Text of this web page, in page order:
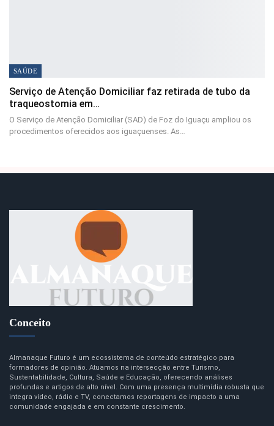
SAÚDE
Serviço de Atenção Domiciliar faz retirada de tubo da
traqueostomia em…
O Serviço de Atenção Domiciliar (SAD) de Foz do Iguaçu ampliou os
procedimentos oferecidos aos iguaçuenses. As…
Conceito
Almanaque Futuro é um ecossistema de conteúdo estratégico para
formadores de opinião. Atuamos na intersecção entre Turismo,
Sustentabilidade, Cultura, Saúde e Educação, oferecendo análises
profundas e artigos de alto nível. Com uma presença multimídia robusta que
integra vídeo, rádio e TV, conectamos reportagens de impacto a uma
comunidade engajada e em constante crescimento.